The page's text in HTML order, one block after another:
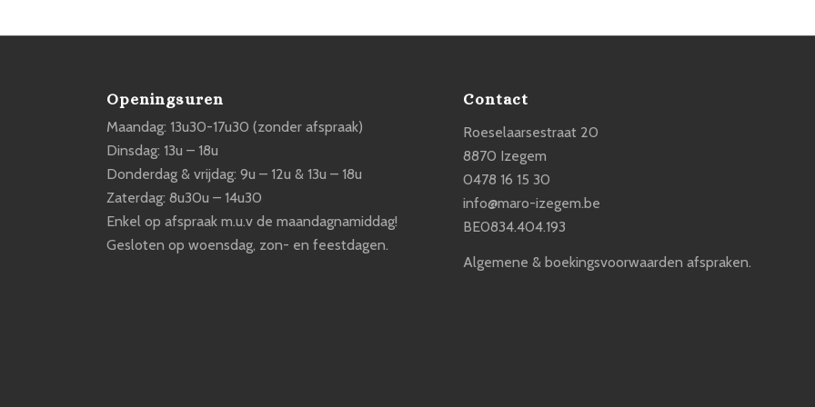
Openingsuren
Maandag: 13u30-17u30 (zonder afspraak)
Dinsdag: 13u – 18u
Donderdag & vrijdag: 9u – 12u & 13u – 18u
Zaterdag: 8u30u – 14u30
Enkel op afspraak m.u.v de maandagnamiddag!
Gesloten op woensdag, zon- en feestdagen.
Contact
Roeselaarsestraat 20
8870 Izegem
0478 16 15 30
info@maro-izegem.be
BE0834.404.193
Algemene & boekingsvoorwaarden afspraken.